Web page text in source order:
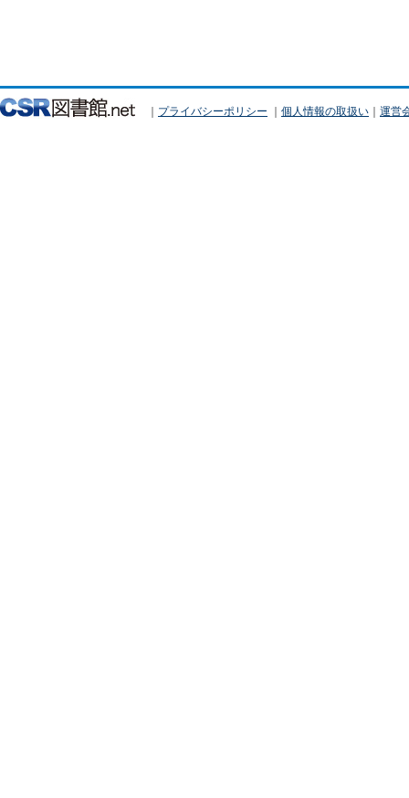
｜ プライバシーポリシー ｜ 個人情報の取扱い ｜ 運営